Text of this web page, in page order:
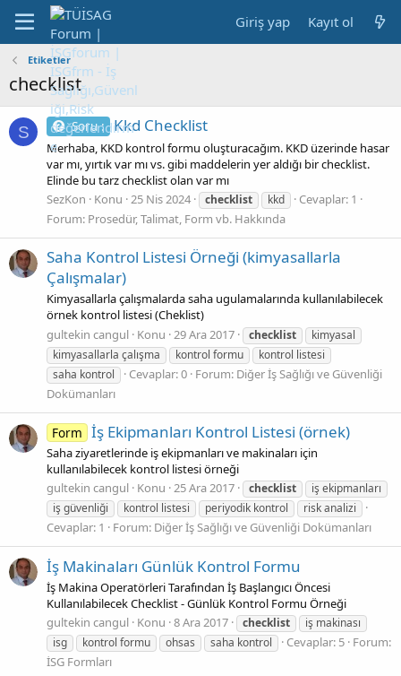
Giriş yap Kayıt ol
Etiketler
checklist
S Soru : Kkd Checklist
Merhaba, KKD kontrol formu oluşturacağım. KKD üzerinde hasar
var mı, yırtık var mı vs. gibi maddelerin yer aldığı bir checklist.
Elinde bu tarz checklist olan var mı
SezKon
Konu 25 Nis 2024 checklist kkd
Cevaplar: 1
Forum: Prosedür, Talimat, Form vb. Hakkında
Saha Kontrol Listesi Örneği (kimyasallarla
Çalışmalar)
Kimyasallarla çalışmalarda saha ugulamalarında kullanılabilecek
örnek kontrol listesi (Cheklist)
gultekin cangul Konu 29 Ara 2017 checklist
kimyasal
kimyasallarla çalışma
kontrol formu
kontrol listesi
saha kontrol
Cevaplar: 0 Forum: Diğer İş Sağlığı ve Güvenliği
Dokümanları
Form İş Ekipmanları Kontrol Listesi (örnek)
Saha ziyaretlerinde iş ekipmanları ve makinaları için
kullanılabilecek kontrol listesi örneği
gultekin cangul Konu 25 Ara 2017 checklist
iş ekipmanları
iş güvenliği
kontrol listesi periyodik kontrol risk analizi
Cevaplar: 1 Forum: Diğer İş Sağlığı ve Güvenliği Dokümanları
İş Makinaları Günlük Kontrol Formu
İş Makina Operatörleri Tarafından İş Başlangıcı Öncesi
Kullanılabilecek Checklist - Günlük Kontrol Formu Örneği
gultekin cangul Konu 8 Ara 2017 checklist
iş makinası
isg
kontrol formu ohsas saha kontrol Cevaplar: 5 Forum:
İSG Formları